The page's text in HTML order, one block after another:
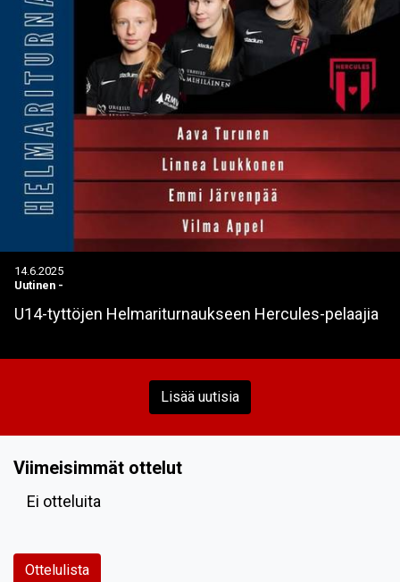
14.6.2025
Uutinen -
U14-tyttöjen Helmariturnaukseen Hercules-pelaajia
Lisää uutisia
Viimeisimmät ottelut
Ei otteluita
Ottelulista